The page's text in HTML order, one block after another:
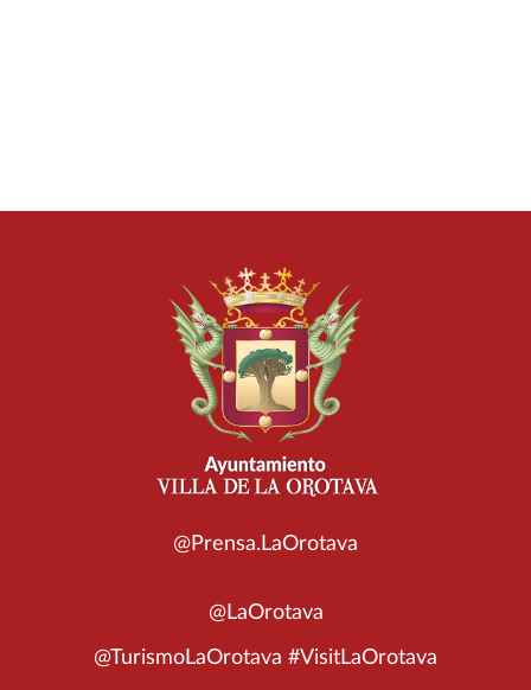
@Prensa.LaOrotava
@LaOrotava
@TurismoLaOrotava #VisitLaOrotava